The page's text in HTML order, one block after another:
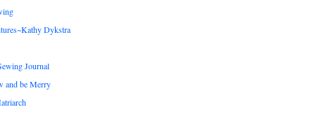
Dykstra
Journal
and be Merry